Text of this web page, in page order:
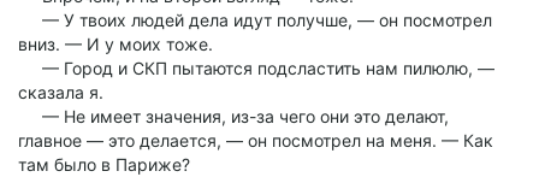
— У твоих людей дела идут получше, — он посмотрел
вниз. — И у моих тоже.
— Город и СКП пытаются подсластить нам пилюлю, —
сказала я.
— Не имеет значения, из-за чего они это делают,
главное — это делается, — он посмотрел на меня. — Как
там было в Париже?